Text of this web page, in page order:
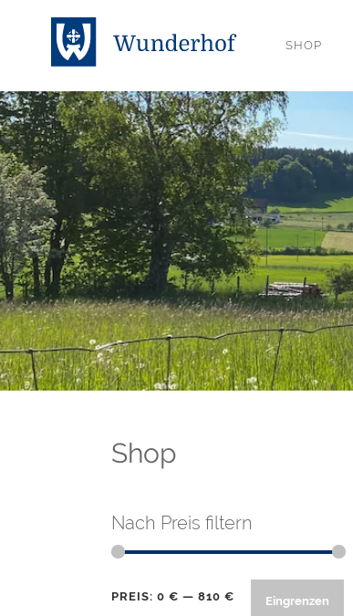
SHOP
Shop
Nach Preis filtern
Min.
Max.
Eingrenzen
PREIS: 0 € — 810 €